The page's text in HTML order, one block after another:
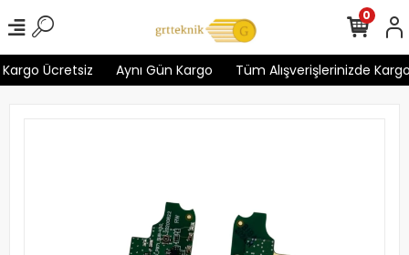
Ücretsiz Aynı Gün Kargo Tüm Alışverişlerinizde Kargo
0